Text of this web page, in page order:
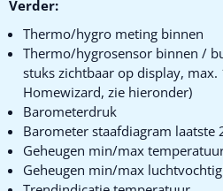
Verder:
Thermo/hygro meting binnen
Thermo/hygrosensor binnen /
stuks zichtbaar op display,
Homewizard, zie hieronder)
Barometerdruk
Barometer staafdiagram laatste
Geheugen min/max
Geheugen min/max